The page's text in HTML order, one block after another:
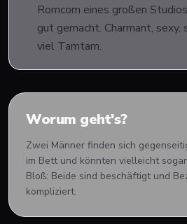
Romcom eines großen
gut gemacht. Charmant, sexy,
viel Tamtam.
Worum geht's?
Zwei Männer finden sich
im Bett und könnten vielleicht
Bloß: Beide sind beschäftigt und
kompliziert.